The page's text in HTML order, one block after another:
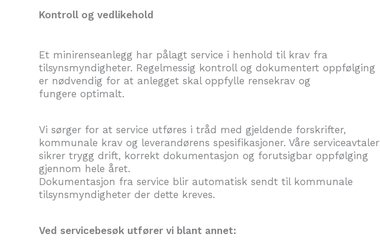
Kontroll og vedlikehold
Et minirenseanlegg har pålagt service i henhold til krav fra
tilsynsmyndigheter. Regelmessig kontroll og dokumentert oppfølging
er nødvendig for at anlegget skal oppfylle rensekrav og
fungere optimalt.
Vi sørger for at service utføres i tråd med gjeldende forskrifter,
kommunale krav og leverandørens spesifikasjoner. Våre serviceavtaler
sikrer trygg drift, korrekt dokumentasjon og forutsigbar oppfølging
gjennom hele året.
Dokumentasjon fra service blir automatisk sendt til kommunale
tilsynsmyndigheter der dette kreves.
Ved servicebesøk utfører vi blant annet: